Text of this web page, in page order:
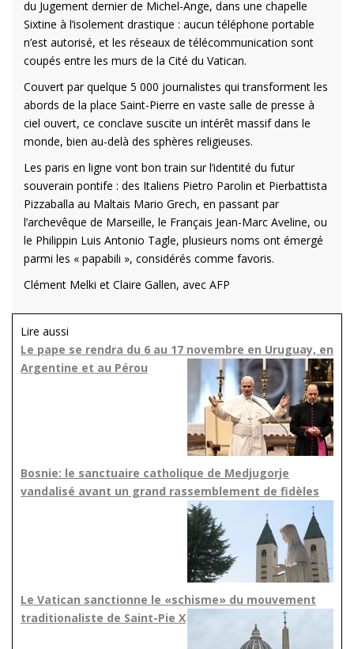
du Jugement dernier de Michel-Ange, dans une chapelle
Sixtine à l’isolement drastique : aucun téléphone portable
n’est autorisé, et les réseaux de télécommunication sont
coupés entre les murs de la Cité du Vatican.
Couvert par quelque 5 000 journalistes qui transforment les
abords de la place Saint-Pierre en vaste salle de presse à
ciel ouvert, ce conclave suscite un intérêt massif dans le
monde, bien au-delà des sphères religieuses.
Les paris en ligne vont bon train sur l’identité du futur
souverain pontife : des Italiens Pietro Parolin et Pierbattista
Pizzaballa au Maltais Mario Grech, en passant par
l’archevêque de Marseille, le Français Jean-Marc Aveline, ou
le Philippin Luis Antonio Tagle, plusieurs noms ont émergé
parmi les « papabili », considérés comme favoris.
Clément Melki et Claire Gallen, avec AFP
Lire aussi
Le pape se rendra du 6 au 17 novembre en Uruguay, en
Argentine et au Pérou
Bosnie: le sanctuaire catholique de Medjugorje
vandalisé avant un grand rassemblement de fidèles
Le Vatican sanctionne le «schisme» du mouvement
traditionaliste de Saint-Pie X